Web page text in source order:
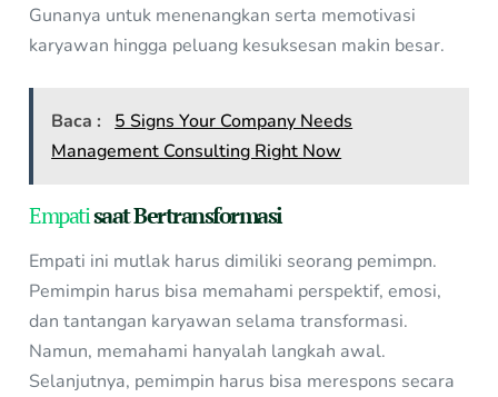
Gunanya untuk menenangkan serta memotivasi
karyawan hingga peluang kesuksesan makin besar.
Baca :
5 Signs Your Company Needs
Management Consulting Right Now
Empatisaat Bertransformasi
Empati ini mutlak harus dimiliki seorang pemimpn.
Pemimpin harus bisa memahami perspektif, emosi,
dan tantangan karyawan selama transformasi.
Namun, memahami hanyalah langkah awal.
Selanjutnya, pemimpin harus bisa merespons secara